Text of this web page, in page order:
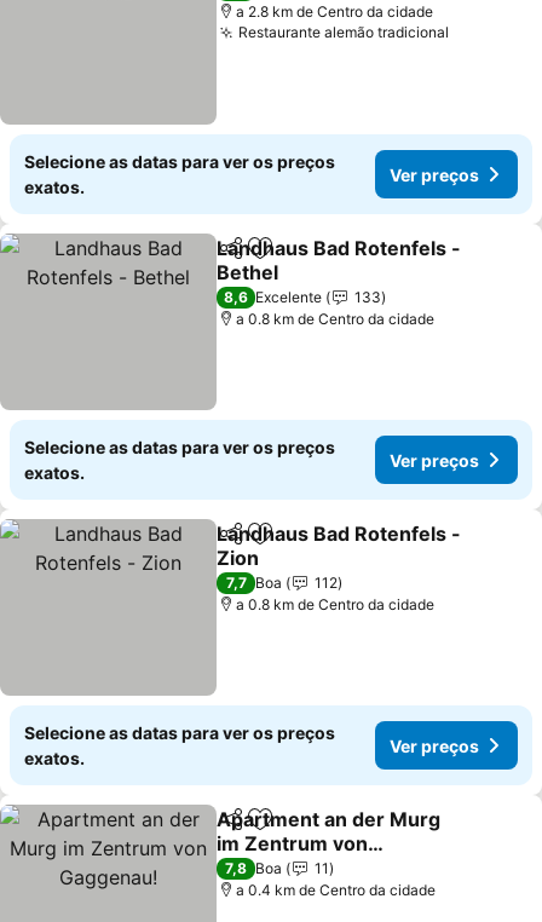
a 2.8 km de Centro da cidade
Restaurante alemão tradicional
Selecione as datas para ver os preços
exatos.
Ver preços
PartilharAdicionar aos favoritos
Landhaus Bad Rotenfels -
Bethel
Ver preços
8,6 Excelente
133
a 0.8 km de Centro da cidade
Selecione as datas para ver os preços
exatos.
Ver preços
PartilharAdicionar aos favoritos
Landhaus Bad Rotenfels -
Zion
Ver preços
7,7 Boa
112
a 0.8 km de Centro da cidade
Selecione as datas para ver os preços
exatos.
Ver preços
PartilharAdicionar aos favoritos
Apartment an der Murg
im Zentrum von
Gaggenau!
Ver preços
7,8 Boa
11
a 0.4 km de Centro da cidade